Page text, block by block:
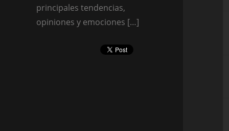
principales tendencias,
opiniones y emociones […]